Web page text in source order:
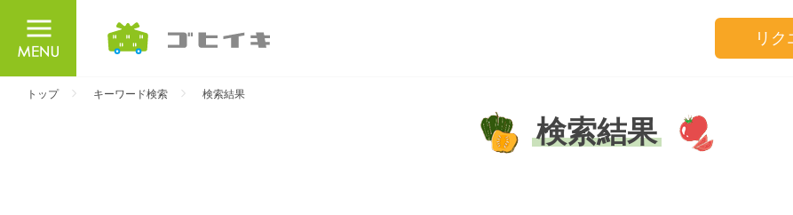
リク
トップ キーワード検索 検索結果
検索結果